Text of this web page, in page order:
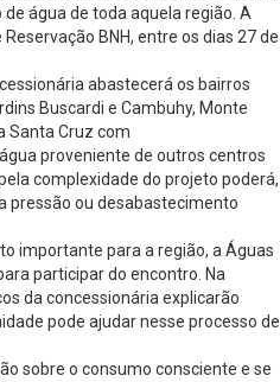
água de toda aquela região. A
BNH, entre os dias 27 de
abastecerá os bairros
Buscardi e Cambuhy, Monte
Santa Cruz com
proveniente de outros centros
complexidade do projeto poderá,
pressão ou desabastecimento
importante para a região, a Águas
participar do encontro. Na
da concessionária explicarão
pode ajudar nesse processo de
sobre o consumo consciente e se